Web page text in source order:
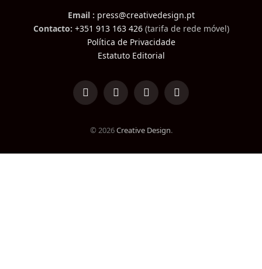
Email : press@creativedesign.pt
Contacto: +351 913 163 426(tarifa de rede móvel)
Política de Privacidade
Estatuto Editorial
LinkedInFacebookInstagramTikTok
© 2026Creative Design.